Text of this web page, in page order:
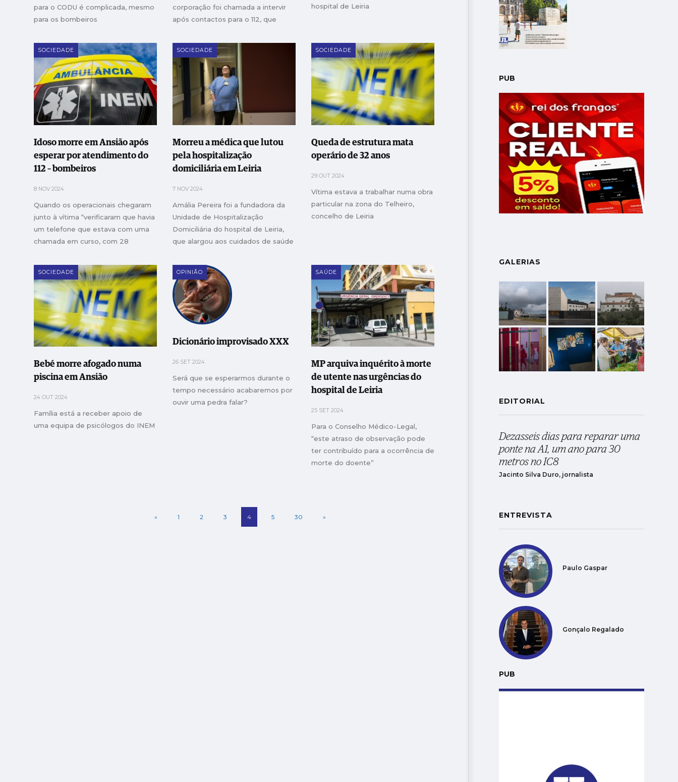
para o CODU é complicada, mesmo
para os bombeiros
corporação foi chamada a intervir
após contactos para o 112, que
hospital de Leiria
SOCIEDADE
Idoso morre em Ansião após
esperar por atendimento do
112 – bombeiros
8 NOV 2024
Quando os operacionais chegaram
junto à vítima “verificaram que havia
um telefone que estava com uma
chamada em curso, com 28
ligação com a linha 112”
SOCIEDADE
Morreu a médica que lutou
pela hospitalização
domiciliária em Leiria
7 NOV 2024
Amália Pereira foi a fundadora da
Unidade de Hospitalização
Domiciliária do hospital de Leiria,
que alargou aos cuidados de saúde
SOCIEDADE
Queda de estrutura mata
operário de 32 anos
29 OUT 2024
Vítima estava a trabalhar numa obra
particular na zona do Telheiro,
concelho de Leiria
SOCIEDADE
Bebé morre afogado numa
piscina em Ansião
24 OUT 2024
Família está a receber apoio de
uma equipa de psicólogos do INEM
OPINIÃO
Dicionário improvisado XXX
26 SET 2024
Será que se esperarmos durante o
tempo necessário acabaremos por
ouvir uma pedra falar?
SAÚDE
MP arquiva inquérito à morte
de utente nas urgências do
hospital de Leiria
25 SET 2024
Para o Conselho Médico-Legal,
“este atraso de observação pode
ter contribuído para a ocorrência de
morte do doente”
« 1 2 3 4 5 30 »
PUB
GALERIAS
EDITORIAL
Dezasseis dias para reparar uma
ponte na A1, um ano para 30
metros no IC8
Jacinto Silva Duro, jornalista
ENTREVISTA
Paulo Gaspar
Gonçalo Regalado
PUB